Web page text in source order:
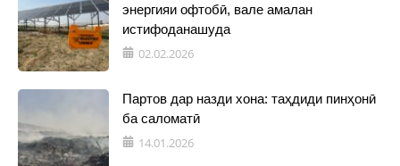
энергияи офтобӣ, вале амалан
истифоданашуда
02.02.2026
Партов дар назди хона: таҳдиди пинҳонӣ
ба саломатӣ
14.01.2026